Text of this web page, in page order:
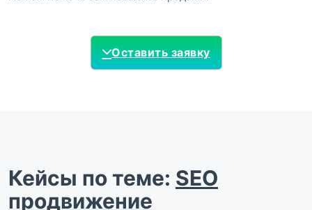
Оставить заявку
Кейсы по теме: SEO
продвижение